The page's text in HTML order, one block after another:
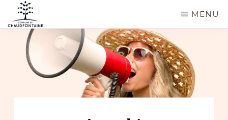
Passer
au
contenu
principal
COMMUNE
CHAUDFONTAINE
officiel
MENU